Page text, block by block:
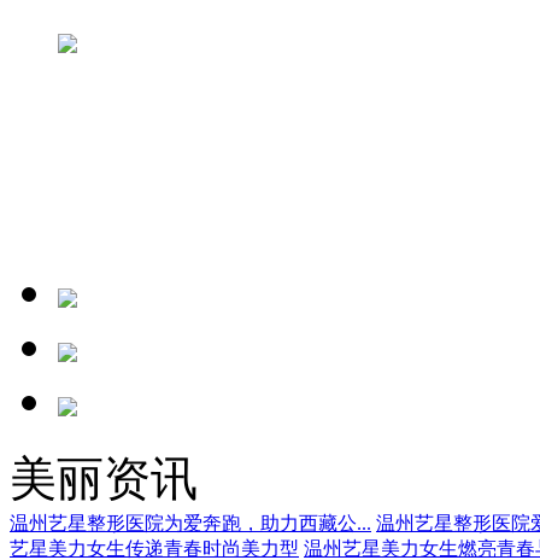
美丽资讯
温州艺星整形医院为爱奔跑，助力西藏公... 温州艺星整形医院
艺星美力女生传递青春时尚美力型 温州艺星美力女生燃亮青春